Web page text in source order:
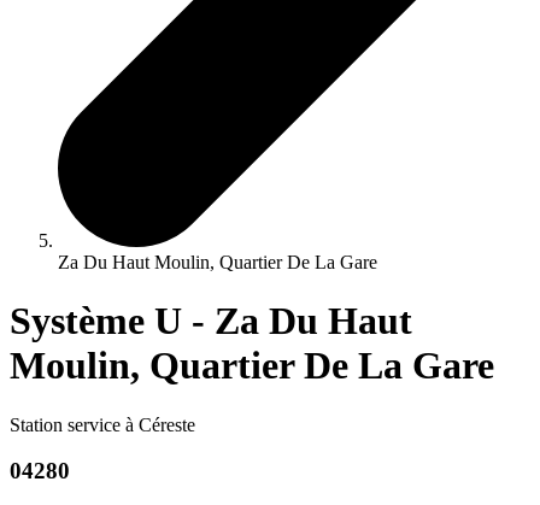
Za Du Haut Moulin, Quartier De La Gare
Système U - Za Du Haut
Moulin, Quartier De La Gare
Station service à Céreste
04280